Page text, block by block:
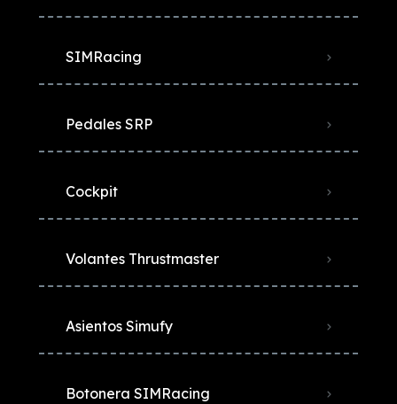
SIMRacing
Pedales SRP
Cockpit
Volantes Thrustmaster
Asientos Simufy
Botonera SIMRacing